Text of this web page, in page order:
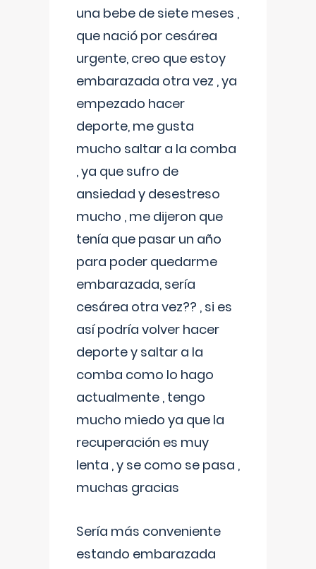
una bebe de siete meses ,
que nació por cesárea
urgente, creo que estoy
embarazada otra vez , ya
empezado hacer
deporte, me gusta
mucho saltar a la comba
, ya que sufro de
ansiedad y desestreso
mucho , me dijeron que
tenía que pasar un año
para poder quedarme
embarazada, sería
cesárea otra vez?? , si es
así podría volver hacer
deporte y saltar a la
comba como lo hago
actualmente , tengo
mucho miedo ya que la
recuperación es muy
lenta , y se como se pasa ,
muchas gracias
Sería más conveniente
estando embarazada